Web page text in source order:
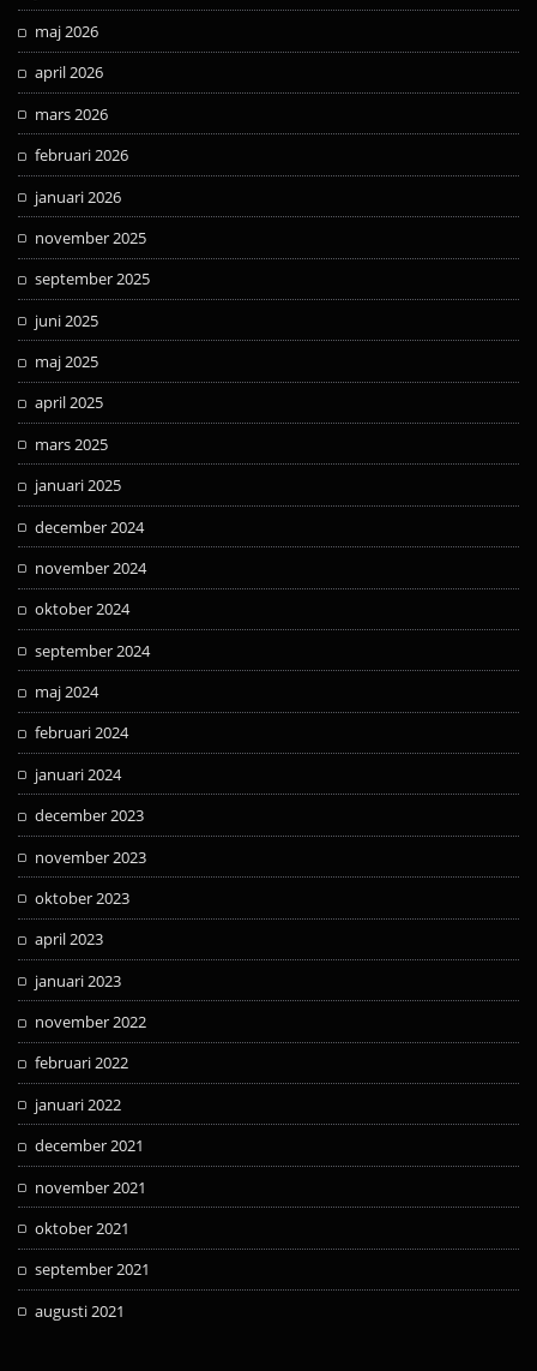
maj 2026
april 2026
mars 2026
februari 2026
januari 2026
november 2025
september 2025
juni 2025
maj 2025
april 2025
mars 2025
januari 2025
december 2024
november 2024
oktober 2024
september 2024
maj 2024
februari 2024
januari 2024
december 2023
november 2023
oktober 2023
april 2023
januari 2023
november 2022
februari 2022
januari 2022
december 2021
november 2021
oktober 2021
september 2021
augusti 2021